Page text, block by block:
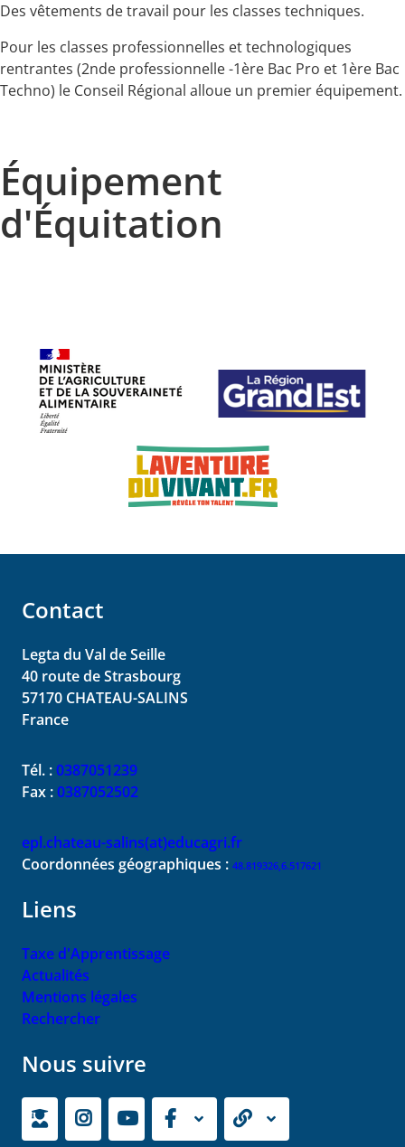
Des vêtements de travail pour les classes techniques.
Pour les classes professionnelles et technologiques
rentrantes (2nde professionnelle -1ère Bac Pro et 1ère Bac
Techno) le Conseil Régional alloue un premier équipement.
Équipement
d'Équitation
Contact
Legta du Val de Seille
40 route de Strasbourg
57170 CHATEAU-SALINS
France
Tél. :0387051239
Fax :0387052502
epl.chateau-salins(at)educagri.fr
Coordonnées géographiques : 48.819326,6.517621
Liens
Taxe d'Apprentissage
Actualités
Mentions légales
Rechercher
Nous suivre